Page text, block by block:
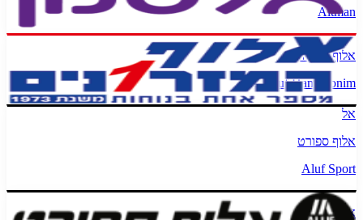
Altman
אלוף המזרונים
Aluf Hamizronim
אל
אלוף ספורט
Aluf Sport
אלוף ספורט